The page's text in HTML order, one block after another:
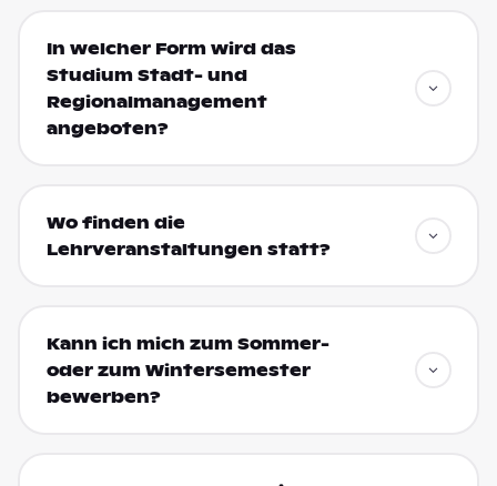
In welcher Form wird das
Studium Stadt- und
Regionalmanagement
angeboten?
Wo finden die
Lehrveranstaltungen statt?
Kann ich mich zum Sommer-
oder zum Wintersemester
bewerben?